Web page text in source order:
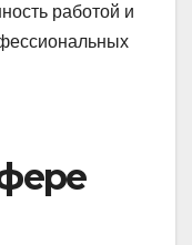
работой и